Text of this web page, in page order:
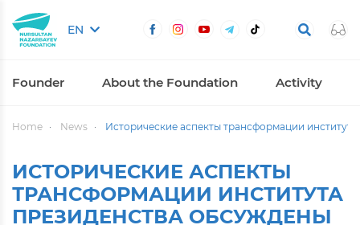
EN
Founder About the Foundation Activity
Home News Исторические аспекты трансформации
ИСТОРИЧЕСКИЕ АСПЕКТЫ
ТРАНСФОРМАЦИИ ИНСТИТУТА
ПРЕЗИДЕНСТВА ОБСУЖДЕНЫ